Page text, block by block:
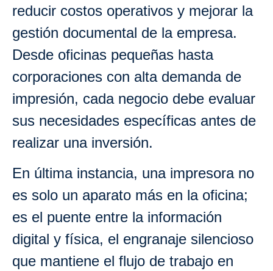
reducir costos operativos y mejorar la
gestión documental de la empresa.
Desde oficinas pequeñas hasta
corporaciones con alta demanda de
impresión, cada negocio debe evaluar
sus necesidades específicas antes de
realizar una inversión.
En última instancia, una impresora no
es solo un aparato más en la oficina;
es el puente entre la información
digital y física, el engranaje silencioso
que mantiene el flujo de trabajo en